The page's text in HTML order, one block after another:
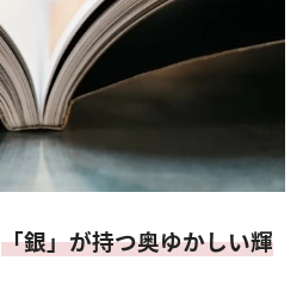
「銀」が持つ奥ゆかしい輝